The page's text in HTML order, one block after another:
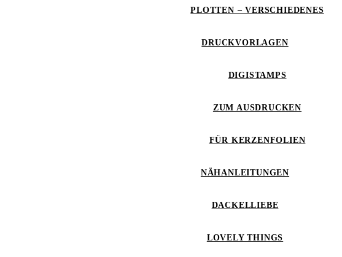
PLOTTEN – VERSCHIEDENES
DRUCKVORLAGEN
DIGISTAMPS
ZUM AUSDRUCKEN
FÜR KERZENFOLIEN
NÄHANLEITUNGEN
DACKELLIEBE
LOVELY THINGS